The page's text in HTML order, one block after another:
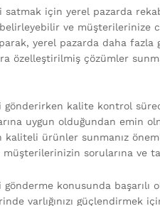
satmak için yerel pazarda
ve müşterilerinize
yerel pazarda daha
özelleştirilmiş çözümler
gönderirken kalite kontrol
uygun olduğundan emin
ürünler sunmanız
müşterilerinizin sorularına ve
gönderme konusunda
varlığınızı